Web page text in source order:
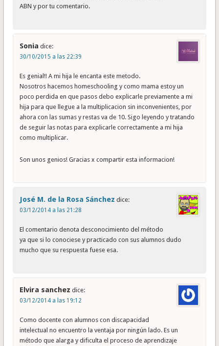
ABN y por tu comentario.
Sonia dice:
30/10/2015 a las 22:39
Es genial!! A mi hija le encanta este metodo.
Nosotros hacemos homeschooling y como mama estoy un
poco perdida en que pasos debo explicarle previamente a mi
hija para que llegue a la multiplicacion sin inconvenientes, por
ahora con las sumas y restas va de 10. Sigo leyendo y tratando
de seguir las notas para explicarle correctamente a mi hija
como multiplicar.
Son unos genios! Gracias x compartir esta informacion!
José M. de la Rosa Sánchez dice:
03/12/2014 a las 21:28
El comentario denota desconocimiento del método
ya que si lo conociese y practicado con sus alumnos dudo
mucho que su respuesta fuese esa.
Elvira sanchez dice:
03/12/2014 a las 19:12
Como docente con alumnos con discapacidad
intelectual no encuentro la ventaja por ningún lado. Es un
método que alarga y dificulta el proceso de aprendizaje